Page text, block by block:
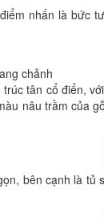
nhấn là bức
chảnh
tân cổ điển,
nâu trầm của
bên cạnh là